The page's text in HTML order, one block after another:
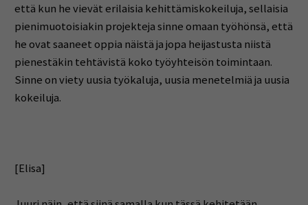
että kun he vievät erilaisia kehittämiskokeiluja, sellaisia
pienimuotoisiakin projekteja sinne omaan työhönsä, että
he ovat saaneet oppia näistä ja jopa heijastusta niistä
pienestäkin tehtävistä koko työyhteisön toimintaan.
Sinne on viety uusia työkaluja, uusia menetelmiä ja uusia
kokeiluja.
[Elisa]